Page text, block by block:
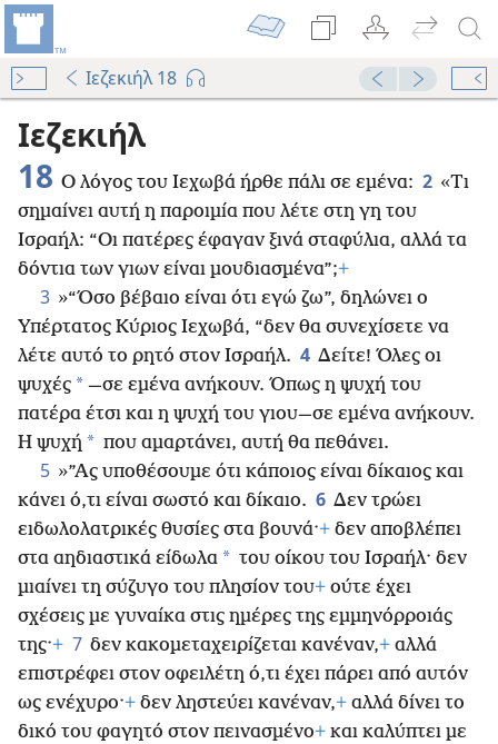
Ιεζεκιήλ 18
Ιεζεκιήλ
18 Ο λόγος του Ιεχωβά ήρθε πάλι σε εμένα: 2 «Τι
σημαίνει αυτή η παροιμία που λέτε στη γη του
Ισραήλ: “Οι πατέρες έφαγαν ξινά σταφύλια, αλλά τα
δόντια των γιων είναι μουδιασμένα”;+
3 »“Όσο βέβαιο είναι ότι εγώ ζω”, δηλώνει ο
Υπέρτατος Κύριος Ιεχωβά, “δεν θα συνεχίσετε να
λέτε αυτό το ρητό στον Ισραήλ. 4 Δείτε! Όλες οι
ψυχές * —σε εμένα ανήκουν. Όπως η ψυχή του
πατέρα έτσι και η ψυχή του γιου—σε εμένα ανήκουν.
Η ψυχή * που αμαρτάνει, αυτή θα πεθάνει.
5 »”Ας υποθέσουμε ότι κάποιος είναι δίκαιος και
κάνει ό,τι είναι σωστό και δίκαιο. 6 Δεν τρώει
ειδωλολατρικές θυσίες στα βουνά·+ δεν αποβλέπει
στα αηδιαστικά είδωλα * του οίκου του Ισραήλ· δεν
μιαίνει τη σύζυγο του πλησίον του+ ούτε έχει
σχέσεις με γυναίκα στις ημέρες της εμμηνόρροιάς
της·+ 7 δεν κακομεταχειρίζεται κανέναν,+ αλλά
επιστρέφει στον οφειλέτη ό,τι έχει πάρει από αυτόν
ως ενέχυρο·+ δεν ληστεύει κανέναν,+ αλλά δίνει το
δικό του φαγητό στον πεινασμένο+ και καλύπτει με